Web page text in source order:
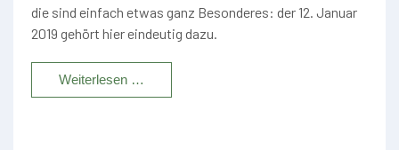
die sind einfach etwas ganz Besonderes: der 12. Januar
2019 gehört hier eindeutig dazu.
Weiterlesen …